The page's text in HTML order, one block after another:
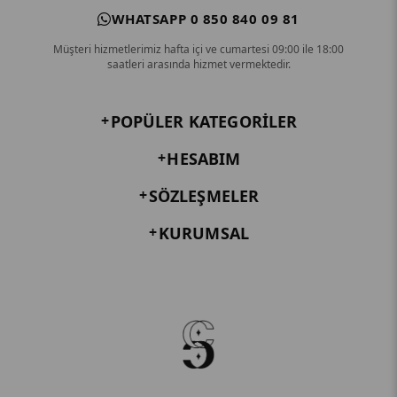
WHATSAPP 0 850 840 09 81
Müşteri hizmetlerimiz hafta içi ve cumartesi 09:00 ile 18:00
saatleri arasında hizmet vermektedir.
POPÜLER KATEGORILER
HESABIM
SÖZLEŞMELER
KURUMSAL